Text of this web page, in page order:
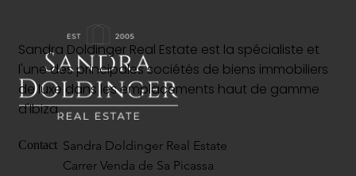
Sandra Doldinger Real Estate est la spécialiste et
l'une des principales sociétés de biens immobiliers
de luxe dans les emplacements haut de gamme
d'Ibiza.
Contact Sandra Doldinger Real Estate
Carrer Venda de Sa Picassa